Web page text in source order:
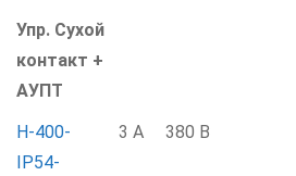
Упр. Сухой
контакт +
АУПТ
Н-400-
IP54-
3 А 380 В